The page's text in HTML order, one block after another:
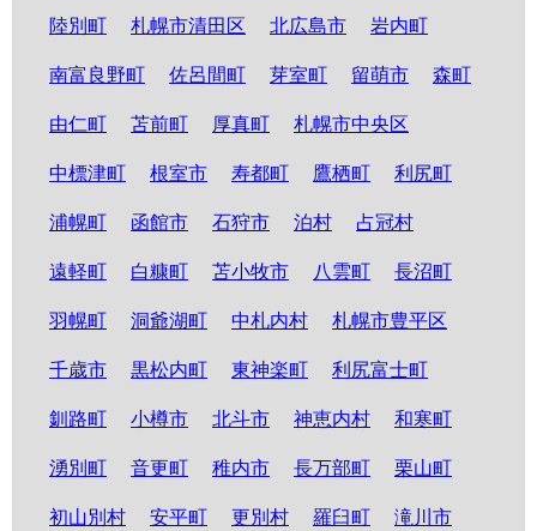
陸別町 札幌市清田区 北広島市 岩内町
南富良野町 佐呂間町 芽室町 留萌市 森町
由仁町 苫前町 厚真町 札幌市中央区
中標津町 根室市 寿都町 鷹栖町 利尻町
浦幌町 函館市 石狩市 泊村 占冠村
遠軽町 白糠町 苫小牧市 八雲町 長沼町
羽幌町 洞爺湖町 中札内村 札幌市豊平区
千歳市 黒松内町 東神楽町 利尻富士町
釧路町 小樽市 北斗市 神恵内村 和寒町
湧別町 音更町 稚内市 長万部町 栗山町
初山別村 安平町 更別村 羅臼町 滝川市